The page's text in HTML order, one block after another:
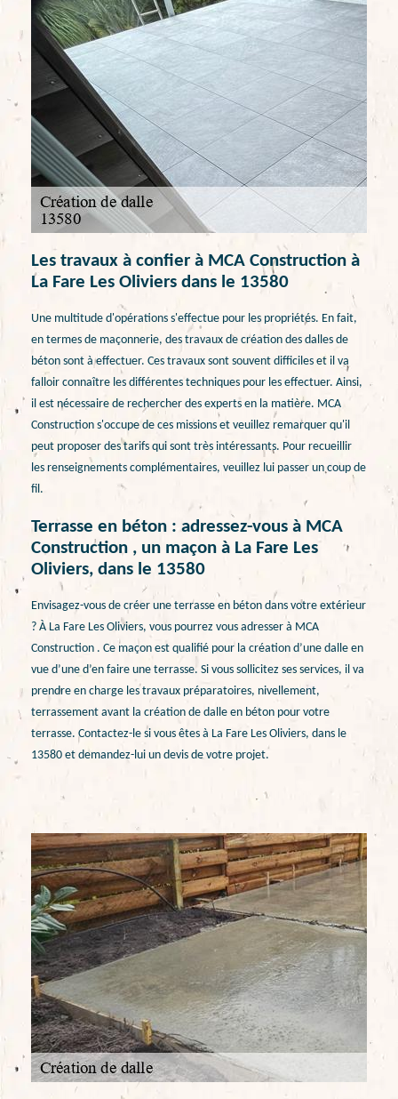
Les travaux à confier à MCA Construction à
La Fare Les Oliviers dans le 13580
Une multitude d'opérations s'effectue pour les propriétés. En fait,
en termes de maçonnerie, des travaux de création des dalles de
béton sont à effectuer. Ces travaux sont souvent difficiles et il va
falloir connaître les différentes techniques pour les effectuer. Ainsi,
il est nécessaire de rechercher des experts en la matière. MCA
Construction s'occupe de ces missions et veuillez remarquer qu'il
peut proposer des tarifs qui sont très intéressants. Pour recueillir
les renseignements complémentaires, veuillez lui passer un coup de
fil.
Terrasse en béton : adressez-vous à MCA
Construction , un maçon à La Fare Les
Oliviers, dans le 13580
Envisagez-vous de créer une terrasse en béton dans votre extérieur
? À La Fare Les Oliviers, vous pourrez vous adresser à MCA
Construction . Ce maçon est qualifié pour la création d’une dalle en
vue d’une d’en faire une terrasse. Si vous sollicitez ses services, il va
prendre en charge les travaux préparatoires, nivellement,
terrassement avant la création de dalle en béton pour votre
terrasse. Contactez-le si vous êtes à La Fare Les Oliviers, dans le
13580 et demandez-lui un devis de votre projet.